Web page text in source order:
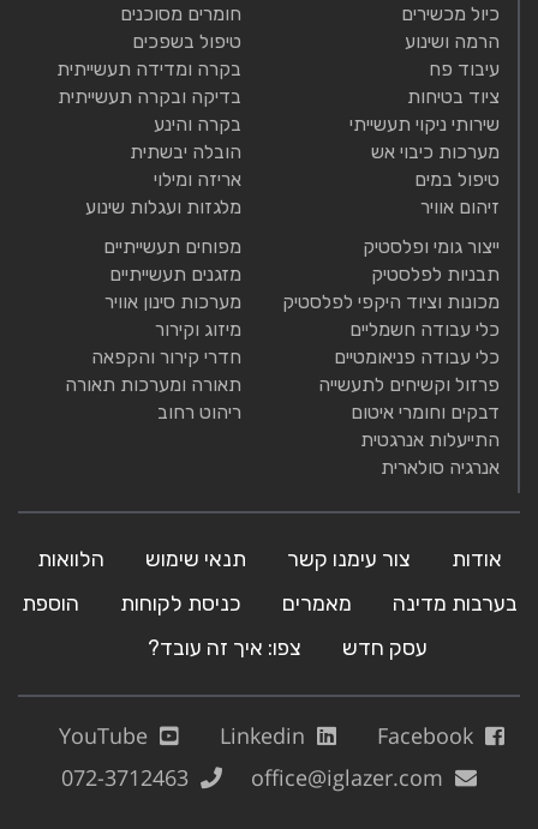
כיול מכשירים
הרמה ושינוע
עיבוד פח
ציוד בטיחות
שירותי ניקוי תעשייתי
מערכות כיבוי אש
טיפול במים
זיהום אוויר
חומרים מסוכנים
טיפול בשפכים
בקרה ומדידה תעשייתית
בדיקה ובקרה תעשייתית
בקרה והינע
הובלה יבשתית
אריזה ומילוי
מלגזות ועגלות שינוע
ייצור גומי ופלסטיק
תבניות לפלסטיק
מכונות וציוד היקפי לפלסטיק
כלי עבודה חשמליים
כלי עבודה פניאומטיים
פרזול וקשיחים לתעשייה
דבקים וחומרי איטום
התייעלות אנרגטית
אנרגיה סולארית
מפוחים תעשייתיים
מזגנים תעשייתיים
מערכות סינון אוויר
מיזוג וקירור
חדרי קירור והקפאה
תאורה ומערכות תאורה
ריהוט רחוב
אודות צור עימנו קשר תנאי שימוש
הלוואות
בערבות מדינה
מאמרים כניסת לקוחות
הוספת
עסק חדש
צפו: איך זה עובד?
Facebook